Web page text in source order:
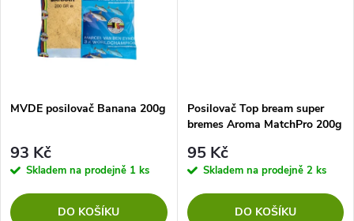
MVDE posilovač Banana 200g
93 Kč
Skladem na prodejně 1 ks
DO KOŠÍKU
Posilovač Top bream super
bremes Aroma MatchPro 200g
95 Kč
Skladem na prodejně 2 ks
DO KOŠÍKU